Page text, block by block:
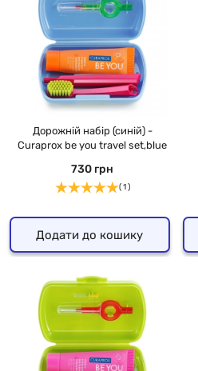
Дорожній набір (синій) -
Curaprox be you travel set,blue
730 грн
( 1 )
Додати до кошику